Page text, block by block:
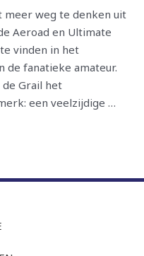
meer weg te denken uit
Aeroad en Ultimate
vinden in het
de fanatieke amateur.
Grail het
een veelzijdige …